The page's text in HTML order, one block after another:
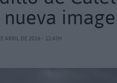
ABRIL DE 2016 - 11:43H